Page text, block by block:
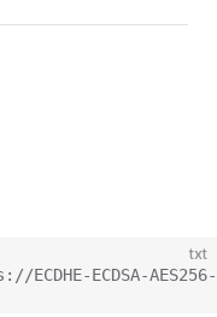
txt
ECDSA-AES256-